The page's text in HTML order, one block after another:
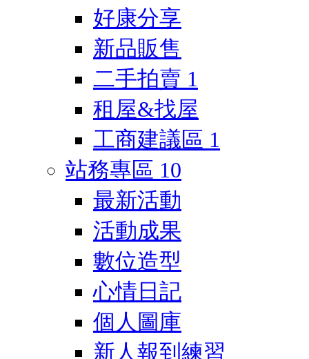
好康分享
新品販售
二手拍賣 1
租屋&找屋
工商建議區 1
站務專區 10
最新活動
活動成果
數位造型
心情日記
個人圖庫
新人報到練習